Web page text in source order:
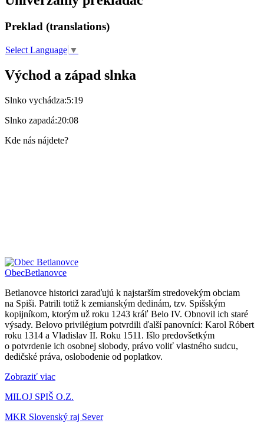
Preklad (translations)
Select Language ▼
Východ a západ slnka
Slnko vychádza:5:19
Slnko zapadá:20:08
Kde nás nájdete?
ObecBetlanovce
Betlanovce historici zaraďujú k najstarším stredovekým obciam
na Spiši. Patrili totiž k zemianským dedinám, tzv. Spišským
kopijníkom, ktorým už roku 1243 kráľ Belo IV. Obnovil ich staré
výsady. Belovo privilégium potvrdili ďalší panovníci: Karol Róbert
roku 1314 a Vladislav II. Roku 1511. Išlo predovšetkým
o potvrdenie ich osobnej slobody, právo voliť vlastného sudcu,
dedičské práva, oslobodenie od poplatkov.
Zobraziť viac
MILOJ SPIŠ O.Z.
MKR Slovenský raj Sever